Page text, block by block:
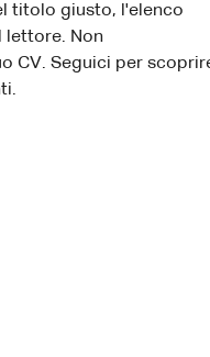
titolo giusto, l'elenco
lettore. Non
CV. Seguici per